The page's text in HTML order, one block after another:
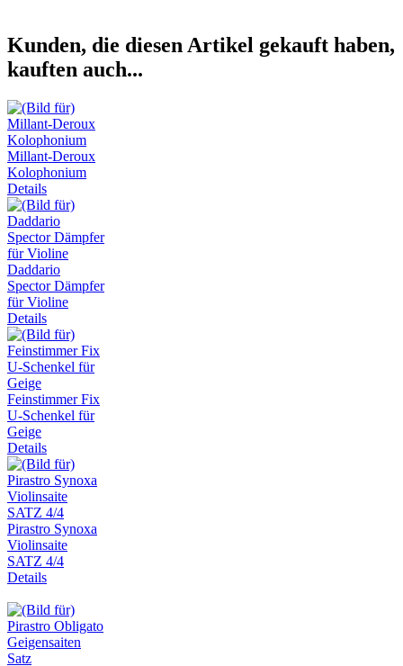
Kunden, die diesen Artikel gekauft haben,
kauften auch...
Millant-Deroux
Kolophonium
Details
Daddario
Spector Dämpfer
für Violine
Details
Feinstimmer Fix
U-Schenkel für
Geige
Details
Pirastro Synoxa
Violinsaite
SATZ 4/4
Details